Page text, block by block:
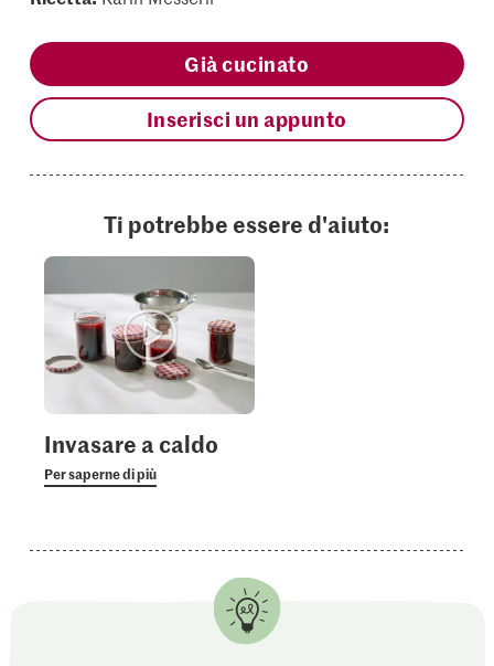
Già cucinato
Inserisci un appunto
Ti potrebbe essere d'aiuto:
Invasare a caldo
Per saperne di più